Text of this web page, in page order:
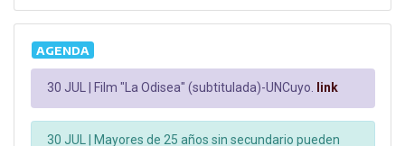
AGENDA
30 JUL | Film "La Odisea" (subtitulada)-UNCuyo. link
30 JUL |
Mayores de 25 años sin secundario pueden